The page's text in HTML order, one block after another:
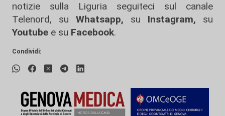
notizie sulla Liguria seguiteci sul canale
Telenord, su
Whatsapp, su Instagram, su
Youtube e su Facebook.
Condividi: